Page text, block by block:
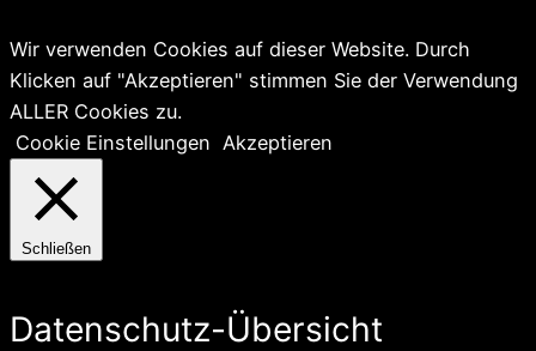
Wir verwenden Cookies auf dieser Website. Durch
Klicken auf "Akzeptieren" stimmen Sie der Verwendung
ALLER Cookies zu.
Cookie Einstellungen Akzeptieren
Schließen
Datenschutz-Übersicht